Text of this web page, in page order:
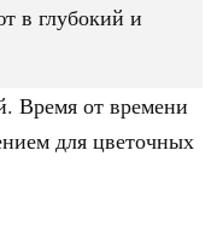
в глубокий и
Время от времени
для цветочных